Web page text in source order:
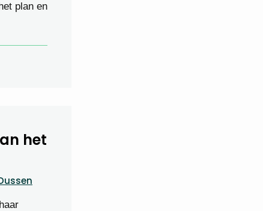
plan en
het